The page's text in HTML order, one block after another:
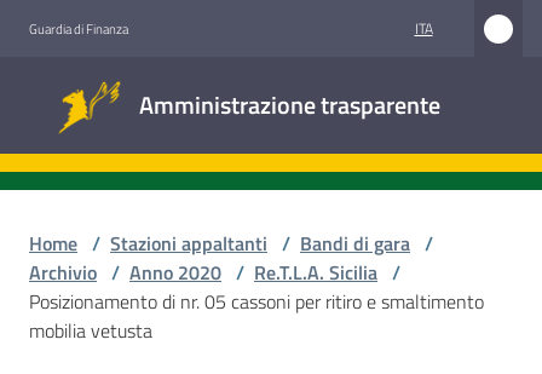
Guardia di Finanza ITA
Amministrazione trasparente
trasparente
Accesso
Home / Stazioni appaltanti / Bandi di gara /
Archivio / Anno 2020 / Re.T.L.A. Sicilia /
Posizionamento di nr. 05 cassoni per ritiro e smaltimento
mobilia vetusta